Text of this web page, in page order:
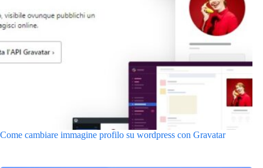
Come cambiare immagine profilo su wordpress con Gravatar